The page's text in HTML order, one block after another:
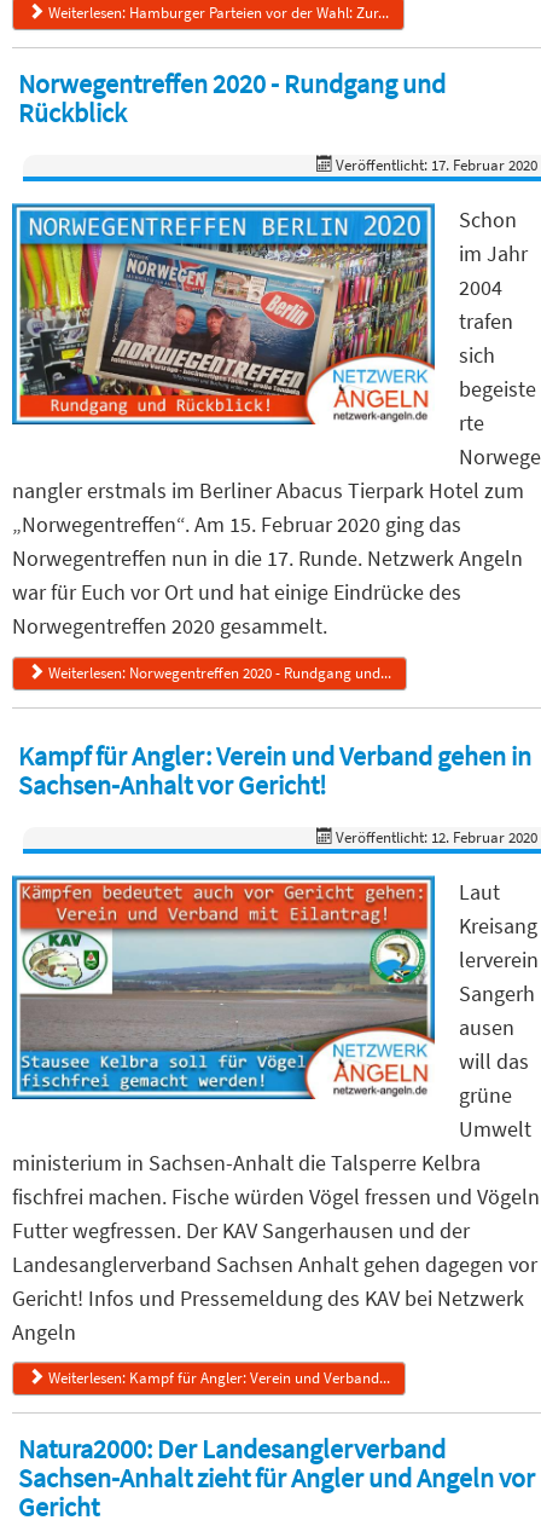
Weiterlesen: Hamburger Parteien vor der Wahl: Zur...
Norwegentreffen 2020 - Rundgang und
Rückblick
Veröffentlicht: 17. Februar 2020
Schon
im Jahr
2004
trafen
sich
begeiste
rte
Norwege
nangler erstmals im Berliner Abacus Tierpark Hotel zum
„Norwegentreffen“. Am 15. Februar 2020 ging das
Norwegentreffen nun in die 17. Runde. Netzwerk Angeln
war für Euch vor Ort und hat einige Eindrücke des
Norwegentreffen 2020 gesammelt.
Weiterlesen: Norwegentreffen 2020 - Rundgang und...
Kampf für Angler: Verein und Verband gehen in
Sachsen-Anhalt vor Gericht!
Veröffentlicht: 12. Februar 2020
Laut
Kreisang
lerverein
Sangerh
ausen
will das
grüne
Umwelt
ministerium in Sachsen-Anhalt die Talsperre Kelbra
fischfrei machen. Fische würden Vögel fressen und Vögeln
Futter wegfressen. Der KAV Sangerhausen und der
Landesanglerverband Sachsen Anhalt gehen dagegen vor
Gericht! Infos und Pressemeldung des KAV bei Netzwerk
Angeln
Weiterlesen: Kampf für Angler: Verein und Verband...
Natura2000: Der Landesanglerverband
Sachsen-Anhalt zieht für Angler und Angeln vor
Gericht